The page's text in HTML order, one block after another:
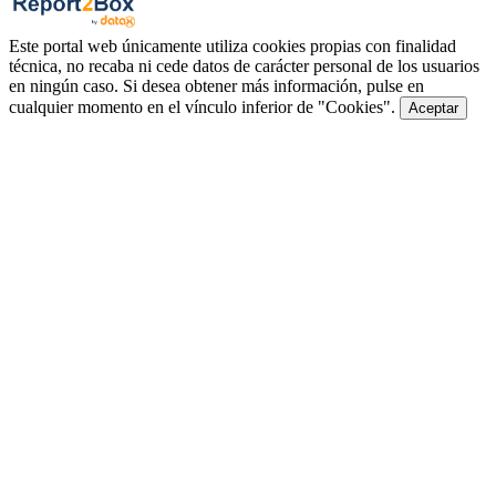
Este portal web únicamente utiliza cookies propias con finalidad
técnica, no recaba ni cede datos de carácter personal de los usuarios
en ningún caso. Si desea obtener más información, pulse en
cualquier momento en el vínculo inferior de "Cookies".
Aceptar